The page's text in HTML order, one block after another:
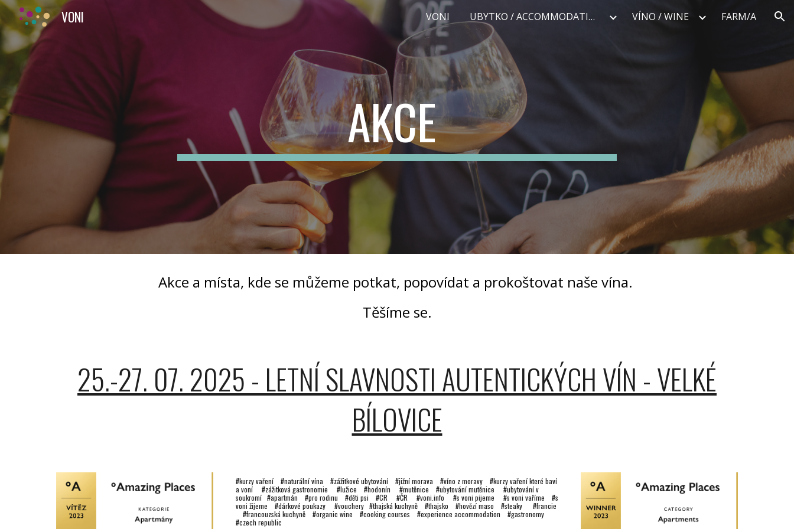
Skip to main content Skip to navigation
VONI VONI UBYTKO / ACCOMMODATION VÍNO / WINE FARM/A
AKCE
Akce a místa, kde se můžeme potkat, popovídat a prokoštovat naše vína.
Těšíme se.
25.-27. 07. 2025 - LETNÍ SLAVNOSTI AUTENTICKÝCH VÍN - VELKÉ
BÍLOVICE
#kurzy vaření #naturální vína #zážitkové ubytování #jižní morava #víno z moravy #kurzy vaření které baví
a voní #zážitková gastronomie #lužice #hodonín #mutěnice #ubytování mutěnice #ubytovánív
soukromí #apartmán #pro rodinu #děti psi #CR #ČR #voni.info #s voni pijeme #s voni vaříme #s
voni žijeme #dárkové poukazy #vouchery #thajská kuchyně #thajsko #hovězí maso #steaky #francie
#francouzská kuchyně #organic wine #cooking courses #experience accommodation #gastronomy
#czech republic